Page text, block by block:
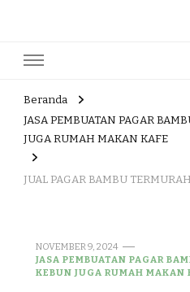
PAGAR
ATAU
Beranda
JASA PEMBUATAN PAGAR
JUGA RUMAH MAKAN KAFE
JUAL PAGAR BAMBU
NOVEMBER 9, 2024
JASA PEMBUATAN PAGAR
KEBUN JUGA RUMAH MAKAN